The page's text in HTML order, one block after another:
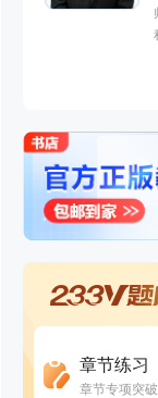
章节练习
章节专项突破